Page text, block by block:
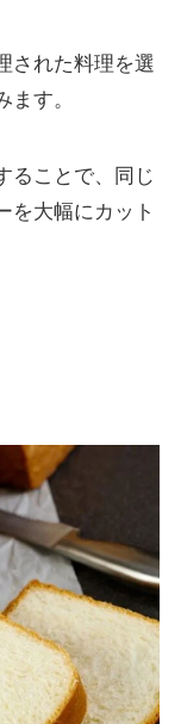
された料理を選
す。
ることで、同じ
を大幅にカット